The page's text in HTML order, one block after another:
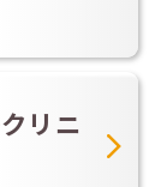
リニ